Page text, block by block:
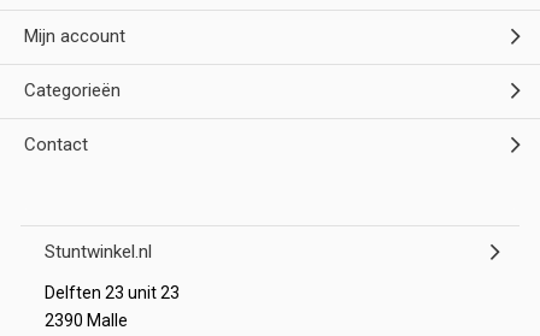
Mijn account
Categorieën
Contact
Stuntwinkel.nl
Delften 23 unit 23
2390 Malle